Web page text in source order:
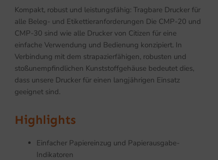
Kompakt, robust und leistungsfähig: Tragbare Drucker für
alle Beleg- und Etikettieranforderungen Die CMP-20 und
CMP-30 sind wie alle Drucker von Citizen für eine
einfache Verwendung und Bedienung konzipiert. In
Verbindung mit dem strapazierfähigen, robusten und
stoßunempfindlichen Kunststoffgehäuse bedeutet dies,
dass unsere Drucker für einen langjährigen Einsatz
geeignet sind.
Highlights
Einfacher Papiereinzug und Papierausgabe-
Indikatoren